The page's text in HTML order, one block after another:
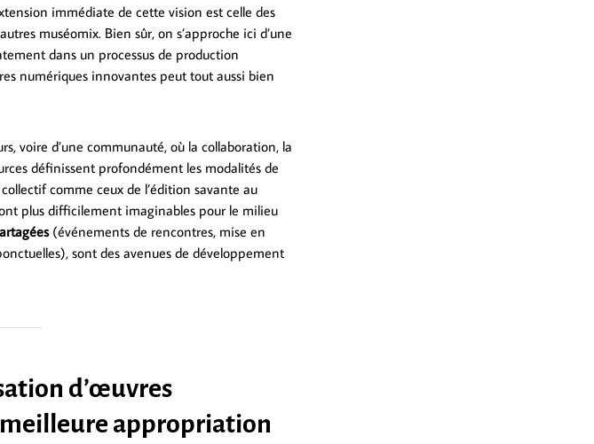
immédiate de cette vision est celle des
muséomix. Bien sûr, on s’approche ici d’une
dans un processus de production
numériques innovantes peut tout aussi bien
voire d’une communauté, où la collaboration, la
définissent profondément les modalités de
comme ceux de l’édition savante au
plus difficilement imaginables pour le milieu
(événements de rencontres, mise en
sont des avenues de développement
d’œuvres
appropriation